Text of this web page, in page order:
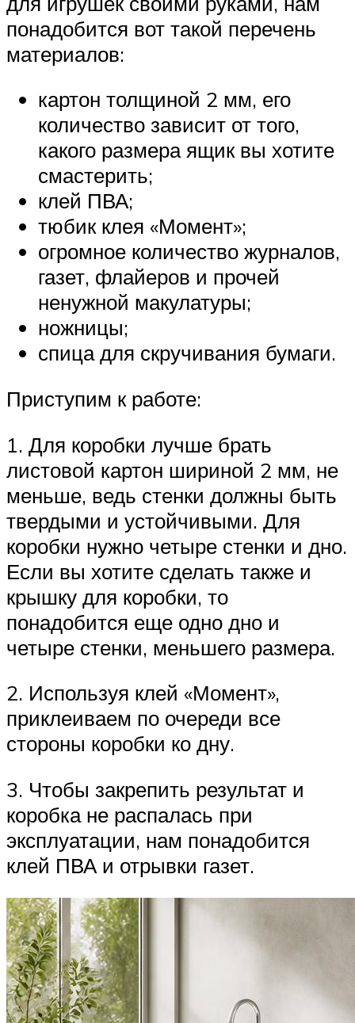
понадобится вот такой перечень
материалов:
картон толщиной 2 мм, его
количество зависит от того,
какого размера ящик вы хотите
смастерить;
клей ПВА;
тюбик клея «Момент»;
огромное количество журналов,
газет, флайеров и прочей
ненужной макулатуры;
ножницы;
спица для скручивания бумаги.
Приступим к работе:
1. Для коробки лучше брать
листовой картон шириной 2 мм, не
меньше, ведь стенки должны быть
твердыми и устойчивыми. Для
коробки нужно четыре стенки и дно.
Если вы хотите сделать также и
крышку для коробки, то
понадобится еще одно дно и
четыре стенки, меньшего размера.
2. Используя клей «Момент»,
приклеиваем по очереди все
стороны коробки ко дну.
3. Чтобы закрепить результат и
коробка не распалась при
эксплуатации, нам понадобится
клей ПВА и отрывки газет.